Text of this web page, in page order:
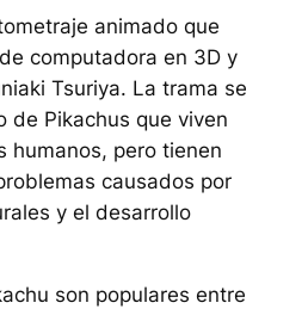
animado que
computadora en 3D y
Tsuriya. La trama se
de Pikachus que viven
humanos, pero tienen
causados por
y el desarrollo
son populares entre